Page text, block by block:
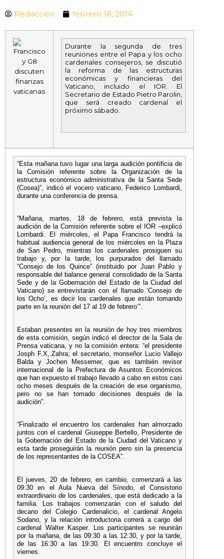
Redacción febrero 18, 2014
Durante la segunda de tres
reuniones entre el Papa y los ocho
cardenales consejeros, se discutió
la reforma de las estructuras
económicas y financieras del
Vaticano, incluido el IOR. El
Secretario de Estado Pietro Parolin,
que será creado cardenal el
próximo sábado.
“Esta mañana tuvo lugar una larga audición pontificia de
la Comisión referente sobre la Organización de la
estructura económico administrativa de la Santa Sede
(Cosea)”, indicó el vocero vaticano, Federico Lombardi,
durante una conferencia de prensa.
“Mañana, martes, 18 de febrero, está prevista la
audición de la Comisión referente sobre el IOR –explicó
Lombardi. El miércoles, el Papa Francisco tendrá la
habitual audiencia general de los miércoles en la Plaza
de San Pedro, mientras los cardenales prosiguen su
trabajo y, por la tarde, los purpurados del llamado
“Consejo de los Quince” (instituido por Juan Pablo y
responsable del balance general consolidado de la Santa
Sede y de la Gobernación del Estado de la Ciudad del
Vaticano) se entrevistarán con el llamado ‘Consejo de
los Ocho’, es decir los cardenales que están tomando
parte en la reunión del 17 al 19 de febrero’”.
Estaban presentes en la reunión de hoy tres miembros
de esta comisión, según indicó el director de la Sala de
Prensa vaticana, y no la comisión entera: “el presidente
Josph F.X,.Zahra; el secretario, monseñor Lucio Vallejo
Balda y Jochen Messemer, que es también revisor
internacional de la Prefectura de Asuntos Económicos
que han expuesto el trabajo llevado a cabo en estos casi
ocho meses después de la creación de ese organismo,
pero no se han tomado decisiones después de la
audición”.
“Finalizado el encuentro los cardenales han almorzado
juntos con el cardenal Giuseppe Bertello, Presidente de
la Gobernación del Estado de la Ciudad del Vaticano y
esta tarde proseguirán la reunión pero sin la presencia
de los representantes de la COSEA”.
El jueves, 20 de febrero, en cambio, comenzará a las
09:30 en el Aula Nueva del Sínodo, el Consistorio
extraordinario de los cardenales, que está dedicado a la
familia. Los trabajos comenzarán con el saludo del
decano del Colegio Cardenalicio, el cardenal Angelo
Sodano, y la relación introductoria correrá a cargo del
cardenal Walter Kasper. Los participantes se reunirán
por la mañana, de las 09:30 a las 12:30, y por la tarde,
de las 16:30 a las 19:30. El encuentro concluye el
viernes.